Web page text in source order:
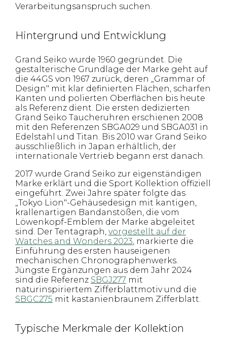
Verarbeitungsanspruch suchen.
Hintergrund und Entwicklung
Grand Seiko wurde 1960 gegründet. Die
gestalterische Grundlage der Marke geht auf
die 44GS von 1967 zurück, deren „Grammar of
Design" mit klar definierten Flächen, scharfen
Kanten und polierten Oberflächen bis heute
als Referenz dient. Die ersten dedizierten
Grand Seiko Taucheruhren erschienen 2008
mit den Referenzen SBGA029 und SBGA031 in
Edelstahl und Titan. Bis 2010 war Grand Seiko
ausschließlich in Japan erhältlich, der
internationale Vertrieb begann erst danach.
2017 wurde Grand Seiko zur eigenständigen
Marke erklärt und die Sport Kollektion offiziell
eingeführt. Zwei Jahre später folgte das
„Tokyo Lion"-Gehäusedesign mit kantigen,
krallenartigen Bandanstößen, die vom
Löwenkopf-Emblem der Marke abgeleitet
sind. Der Tentagraph, vorgestellt auf der
Watches and Wonders 2023, markierte die
Einführung des ersten hauseigenen
mechanischen Chronographenwerks.
Jüngste Ergänzungen aus dem Jahr 2024
sind die Referenz SBGJ277 mit
naturinspiriertem Zifferblattmotiv und die
SBGC275 mit kastanienbraunem Zifferblatt.
Typische Merkmale der Kollektion